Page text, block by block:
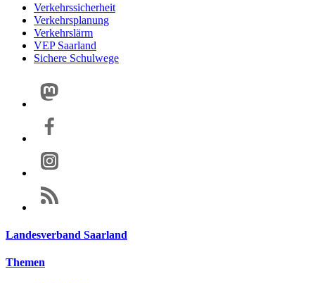
Verkehrssicherheit
Verkehrsplanung
Verkehrslärm
VEP Saarland
Sichere Schulwege
Landesverband Saarland
Themen